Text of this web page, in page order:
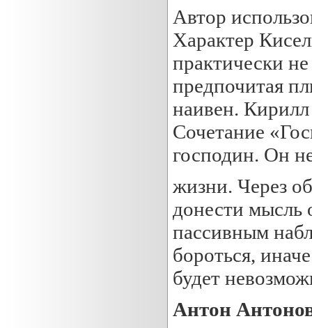
Автор
Характер
практически
предпочитая
наивен. Кирилл
Сочетание
господин. Он
жизни. Через
донести мысль
пассивным
бороться,
будет
Антон